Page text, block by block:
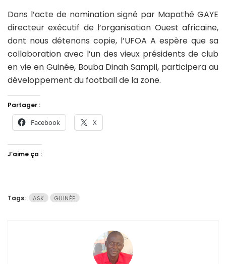
Dans l’acte de nomination signé par Mapathé GAYE
directeur exécutif de l’organisation Ouest africaine,
dont nous détenons copie, l’UFOA A espère que sa
collaboration avec l’un des vieux présidents de club
en vie en Guinée, Bouba Dinah Sampil, participera au
développement du football de la zone.
Partager :
Facebook X
J’aime ça :
Tags: ASK GUINÉE